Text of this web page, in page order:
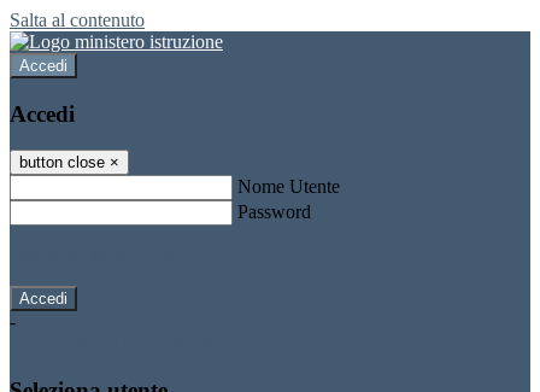
Salta al contenuto
Accedi
Accedi
button close ×
Nome Utente
Password
-